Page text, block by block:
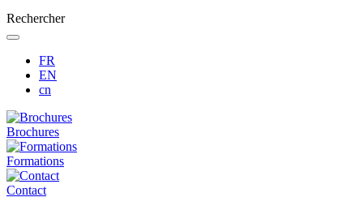
Rechercher
FR
EN
cn
Brochures
Formations
Contact